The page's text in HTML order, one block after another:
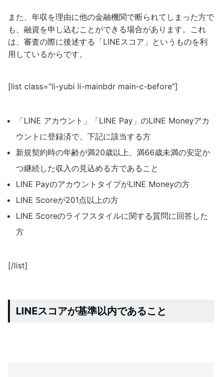
また、年収を理由に他の金融機関で断られてしまった方で
も、融資を申し込むことができる場合があります。これ
は、審査の際に後述する「LINEスコア」というものを利
用しているからです。
[list class=”li-yubi li-mainbdr main-c-before”]
「LINE アカウント」「LINE Pay」のLINE Moneyアカ
ウントに登録済で、下記に該当する方
新規契約時の年齢が満20歳以上、満66歳未満の安定か
つ継続した収入の見込める方であること
LINE PayのアカウントタイプがLINE Moneyの方
LINE Scoreが201点以上の方
LINE Scoreのライフスタイルに関する質問に回答した
方
[/list]
LINEスコアが基準以内であること